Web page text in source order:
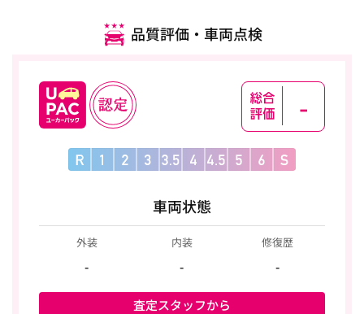
品質評価・車両点検
-
車両状態
外装
-
内装
-
修復歴
-
査定スタッフから